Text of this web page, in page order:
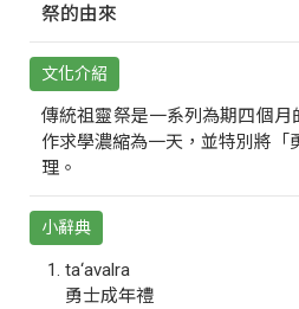
祭的由來
文化介紹
傳統祖靈祭是一系列為期四個
作求學濃縮為一天，並特別將「
理。
小辭典
ta‘avalra
勇士成年禮